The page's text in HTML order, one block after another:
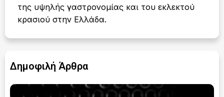
της υψηλής γαστρονομίας και του εκλεκτού
κρασιού στην Ελλάδα.
Δημοφιλή Άρθρα